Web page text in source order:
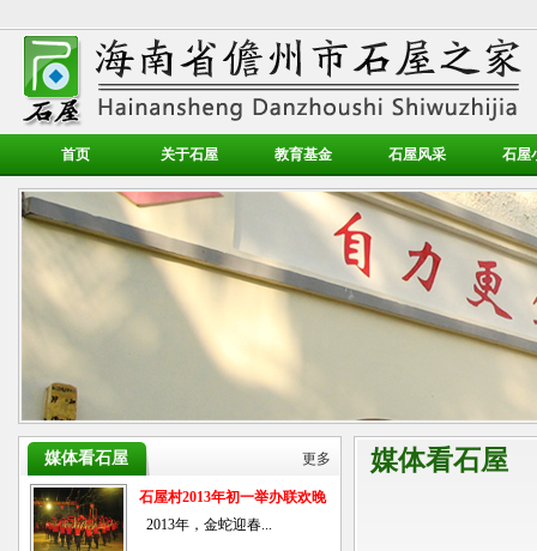
首页 关于石屋 教育基金 石屋风采 石屋
更多
媒体看石屋
石屋村2013年初一举办联欢晚
会
2013年，金蛇迎春...
媒体看石屋